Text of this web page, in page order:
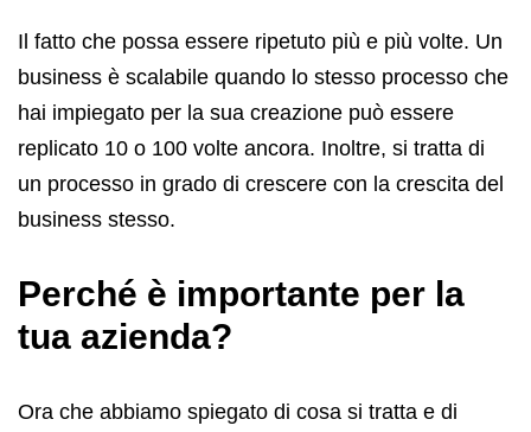
Il fatto che possa essere ripetuto più e più volte. Un
business è scalabile quando lo stesso processo che
hai impiegato per la sua creazione può essere
replicato 10 o 100 volte ancora. Inoltre, si tratta di
un processo in grado di crescere con la crescita del
business stesso.
Perché è importante per la
tua azienda?
Ora che abbiamo spiegato di cosa si tratta e di